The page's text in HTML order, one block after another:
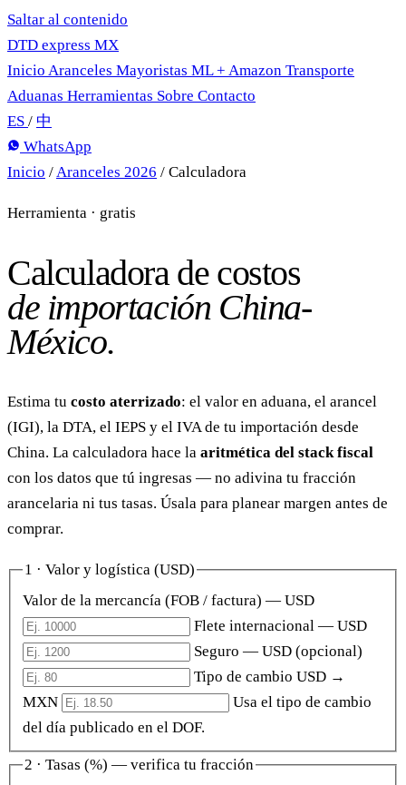
Saltar al contenido
DTD express MX
Inicio Aranceles Mayoristas ML + Amazon Transporte
Aduanas Herramientas Sobre Contacto
ES / 中
WhatsApp
Inicio /Aranceles 2026 / Calculadora
Herramienta · gratis
Calculadora de costos
de importación China-
México.
Estima tu costo aterrizado: el valor en aduana, el arancel
(IGI), la DTA, el IEPS y el IVA de tu importación desde
China. La calculadora hace la aritmética del stack fiscal
con los datos que tú ingresas — no adivina tu fracción
arancelaria ni tus tasas. Úsala para planear margen antes de
comprar.
1 · Valor y logística (USD)
Valor de la mercancía (FOB / factura) — USD
Flete internacional — USD
Seguro — USD (opcional)
Tipo de cambio USD →
MXN
Usa el tipo de cambio
del día publicado en el DOF.
2 · Tasas (%) — verifica tu fracción